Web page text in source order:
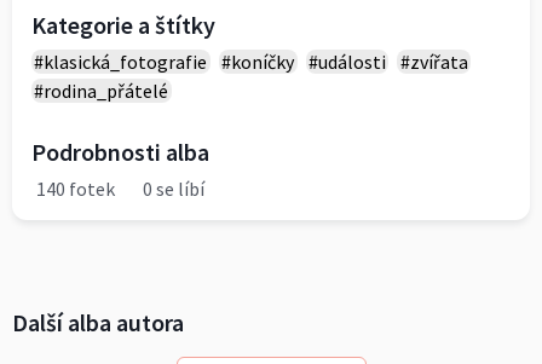
Kategorie a štítky
#klasická_fotografie #koníčky #události
#zvířata
#rodina_přátelé
Podrobnosti alba
140 fotek 0 se líbí
Další alba autora